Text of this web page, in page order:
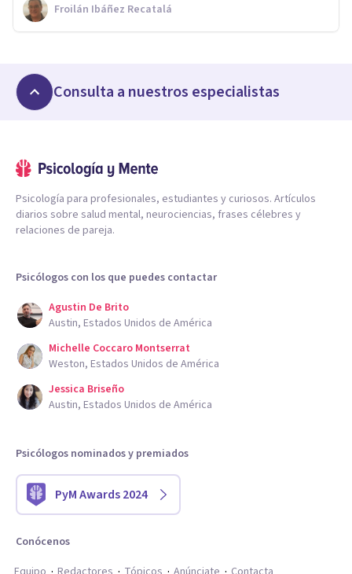
Froilán Ibáñez Recatalá
Consulta a nuestros especialistas
Psicología para profesionales, estudiantes y curiosos. Artículos
diarios sobre salud mental, neurociencias, frases célebres y
relaciones de pareja.
Psicólogos con los que puedes contactar
Agustin De Brito
Austin, Estados Unidos de América
Michelle Coccaro Montserrat
Weston, Estados Unidos de América
Jessica Briseño
Austin, Estados Unidos de América
Psicólogos nominados y premiados
PyM Awards 2024
Conócenos